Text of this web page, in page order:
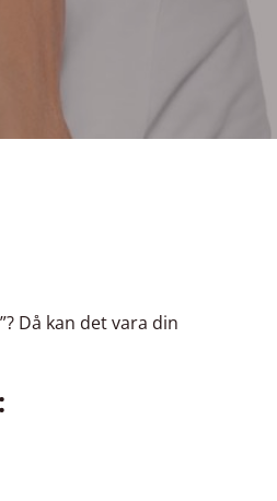
Då kan det vara din